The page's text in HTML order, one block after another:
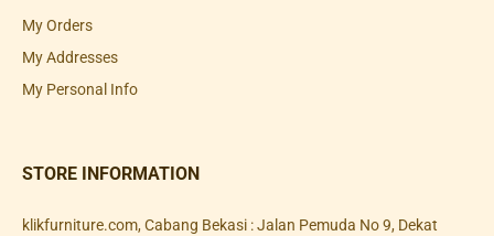
My Orders
My Addresses
My Personal Info
STORE INFORMATION
klikfurniture.com, Cabang Bekasi : Jalan Pemuda No 9, Dekat